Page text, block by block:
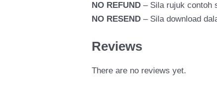
NO REFUND – Sila rujuk contoh
NO RESEND – Sila download
Reviews
There are no reviews yet.